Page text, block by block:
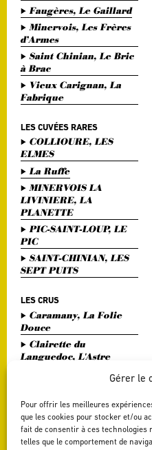
Gérer le
Pour offrir les meilleures
que les cookies pour stocker et/ou
fait de consentir à ces technologies
telles que le comportement de
Faugères, Le Gaillard
Minervois, Les Frères
d’Armes
Saint Chinian, Le Bric
à Brac
Vieux Carignan, La
Fabrique
LES CUVÉES RARES
COLLIOURE, LES
ELMES
La Ruffe
MINERVOIS LA
LIVINIERE, LA
PLANETTE
PIC-SAINT-LOUP, LE
PIC
SAINT-CHINIAN, LES
SEPT PUITS
LES CRUS
Caramany, La Folie
Douce
Clairette du
Languedoc, L'Astre
Haute Vallée de l'Orb,
Pézenas, Entre Amis
Saint Chinian, Le
Saint Festin White